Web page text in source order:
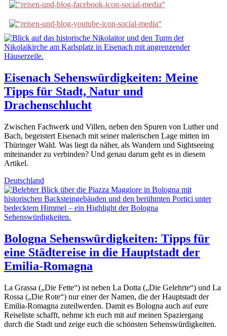
Eisenach Sehenswürdigkeiten: Meine
Tipps für Stadt, Natur und
Drachenschlucht
Zwischen Fachwerk und Villen, neben den Spuren von Luther und
Bach, begeistert Eisenach mit seiner malerischen Lage mitten im
Thüringer Wald. Was liegt da näher, als Wandern und Sightseeing
miteinander zu verbinden? Und genau darum geht es in diesem
Artikel.
Deutschland
Bologna Sehenswürdigkeiten: Tipps für
eine Städtereise in die Hauptstadt der
Emilia-Romagna
La Grassa („Die Fette“) ist neben La Dotta („Die Gelehrte“) und La
Rossa („Die Rote“) nur einer der Namen, die der Hauptstadt der
Emilia-Romagna zuteilwerden. Damit es Bologna auch auf eure
Reiseliste schafft, nehme ich euch mit auf meinen Spaziergang
durch die Stadt und zeige euch die schönsten Sehenswürdigkeiten.